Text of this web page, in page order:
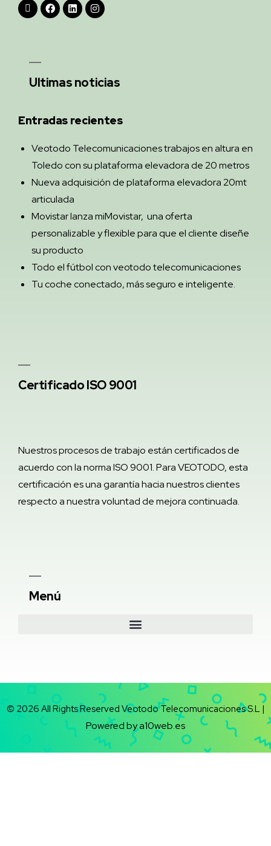
Menú
Ultimas noticias
Entradas recientes
Veotodo Telecomunicaciones trabajos en altura en
Toledo con su plataforma elevadora de 20 metros
Nueva adquisición de plataforma elevadora 20mt
articulada
Movistar lanza miMovistar, una oferta
personalizable y flexible para que el cliente diseñe
su producto
Todo el fútbol con veotodo telecomunicaciones
Tu coche conectado, más seguro e inteligente.
Certificado ISO 9001
Nuestros procesos de trabajo están certificados de
acuerdo con la norma ISO 9001. Para VEOTODO, esta
certificación es una garantía hacia nuestros clientes
respecto a nuestra voluntad de mejora continuada.
© 2026 All Rights Reserved Veotodo Telecomunicaciones S.L |
Powered by a10web.es